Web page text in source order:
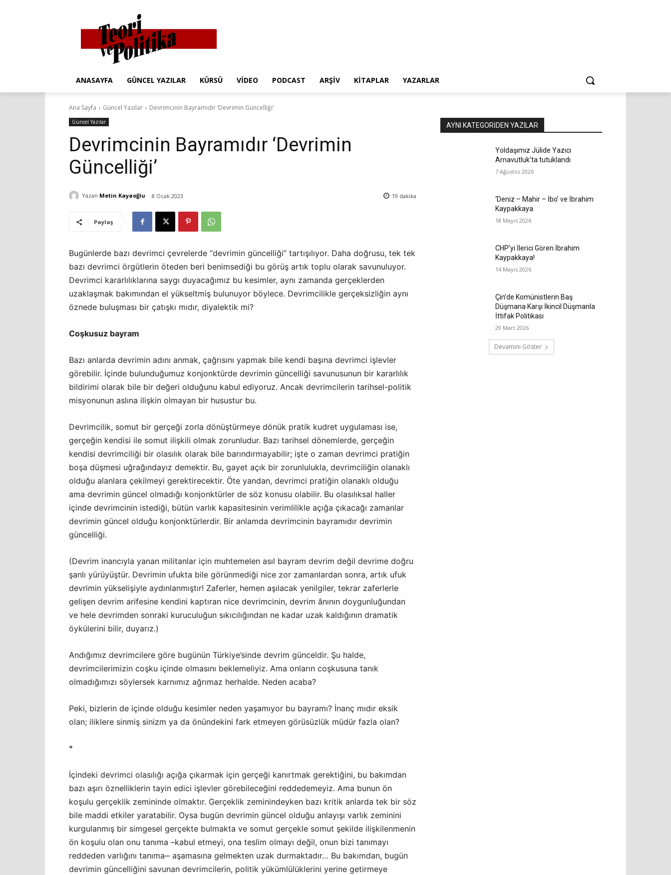
ANASAYFA GÜNCEL YAZILAR KÜRSÜ VIDEO PODCAST ARŞIV KITAPLAR YAZARLAR
Ana Sayfa Güncel Yazılar Devrimcinin Bayramıdır ‘Devrimin Güncelliği’
Güncel Yazılar
Devrimcinin Bayramıdır ‘Devrimin
Güncelliği’
Yazan Metin Kayaoğlu 8 Ocak 2023 19 dakika
Paylaş
Bugünlerde bazı devrimci çevrelerde “devrimin güncelliği” tartışılıyor. Daha doğrusu, tek tek
bazı devrimci örgütlerin öteden beri benimsediği bu görüş artık toplu olarak savunuluyor.
Devrimci kararlılıklarına saygı duyacağımız bu kesimler, aynı zamanda gerçeklerden
uzaklaşmak bakımından el yükseltmiş bulunuyor böylece. Devrimcilikle gerçeksizliğin aynı
öznede buluşması bir çatışkı mıdır, diyalektik mi?
Coşkusuz bayram
Bazı anlarda devrimin adını anmak, çağrısını yapmak bile kendi başına devrimci işlevler
görebilir. İçinde bulunduğumuz konjonktürde devrimin güncelliği savunusunun bir kararlılık
bildirimi olarak bile bir değeri olduğunu kabul ediyoruz. Ancak devrimcilerin tarihsel-politik
misyonunun aslına ilişkin olmayan bir husustur bu.
Devrimcilik, somut bir gerçeği zorla dönüştürmeye dönük pratik kudret uygulaması ise,
gerçeğin kendisi ile somut ilişkili olmak zorunludur. Bazı tarihsel dönemlerde, gerçeğin
kendisi devrimciliği bir olasılık olarak bile barındırmayabilir; işte o zaman devrimci pratiğin
boşa düşmesi uğrağındayız demektir. Bu, gayet açık bir zorunlulukla, devrimciliğin olanaklı
olduğu alanlara çekilmeyi gerektirecektir. Öte yandan, devrimci pratiğin olanaklı olduğu
ama devrimin güncel olmadığı konjonktürler de söz konusu olabilir. Bu olasılıksal haller
içinde devrimcinin istediği, bütün varlık kapasitesinin verimlilikle açığa çıkacağı zamanlar
devrimin güncel olduğu konjonktürlerdir. Bir anlamda devrimcinin bayramıdır devrimin
güncelliği.
(Devrim inancıyla yanan militanlar için muhtemelen asıl bayram devrim değil devrime doğru
şanlı yürüyüştür. Devrimin ufukta bile görünmediği nice zor zamanlardan sonra, artık ufuk
devrimin yükselişiyle aydınlanmıştır! Zaferler, hemen aşılacak yenilgiler, tekrar zaferlerle
gelişen devrim arifesine kendini kaptıran nice devrimcinin, devrim ânının doygunluğundan
ve hele devrimden sonraki kuruculuğun sıkıcılığından ne kadar uzak kaldığının dramatik
öykülerini bilir, duyarız.)
Andığımız devrimcilere göre bugünün Türkiye’sinde devrim günceldir. Şu halde,
devrimcilerimizin coşku içinde olmasını beklemeliyiz. Ama onların coşkusuna tanık
olmadığımızı söylersek karnımız ağrımaz herhalde. Neden acaba?
Peki, bizlerin de içinde olduğu kesimler neden yaşamıyor bu bayramı? İnanç mıdır eksik
olan; iliklere sinmiş sinizm ya da önündekini fark etmeyen görüsüzlük müdür fazla olan?
*
İçindeki devrimci olasılığı açığa çıkarmak için gerçeği kanırtmak gerektiğini, bu bakımdan
bazı aşırı öznelliklerin tayin edici işlevler görebileceğini reddedemeyiz. Ama bunun ön
koşulu gerçeklik zemininde olmaktır. Gerçeklik zeminindeyken bazı kritik anlarda tek bir söz
bile maddi etkiler yaratabilir. Oysa bugün devrimin güncel olduğu anlayışı varlık zeminini
kurgulanmış bir simgesel gerçekte bulmakta ve somut gerçekle somut şekilde ilişkilenmenin
ön koşulu olan onu tanıma –kabul etmeyi, ona teslim olmayı değil, onun bizi tanımayı
reddeden varlığını tanıma‒ aşamasına gelmekten uzak durmaktadır… Bu bakımdan, bugün
devrimin güncelliğini savunan devrimcilerin, politik yükümlülüklerini yerine getirmeye
AYNI KATEGORIDEN YAZILAR
Yoldaşımız Jülide Yazıcı
Arnavutluk’ta tutuklandı
7 Ağustos 2026
‘Deniz – Mahir – İbo’ ve İbrahim
Kaypakkaya
18 Mayıs 2026
CHP’yi İlerici Gören İbrahim
Kaypakkaya!
14 Mayıs 2026
Çin’de Komünistlerin Baş
Düşmana Karşı İkincil Düşmanla
İttifak Politikası
29 Mart 2026
Devamını Göster